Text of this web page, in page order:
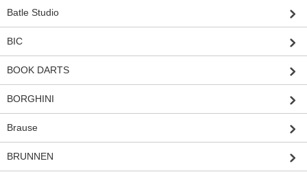
Batle Studio
BIC
BOOK DARTS
BORGHINI
Brause
BRUNNEN